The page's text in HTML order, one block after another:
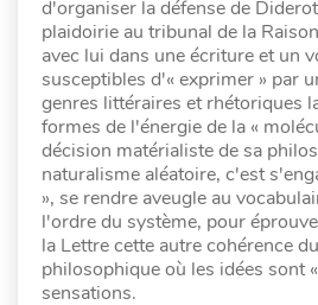
d'organiser la défense de
plaidoirie au tribunal de la
avec lui dans une écriture et un
susceptibles d'« exprimer » par
genres littéraires et rhétoriques
formes de l'énergie de la «
décision matérialiste de sa
naturalisme aléatoire, c'est
», se rendre aveugle au
l'ordre du système, pour
la Lettre cette autre cohérence
philosophique où les idées sont
sensations.